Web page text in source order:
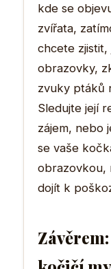
kde se
zvířata,
chcete
obrazovky,
zvuky ptáků
Sledujte její
zájem, nebo
se vaše
obrazovkou,
dojít k